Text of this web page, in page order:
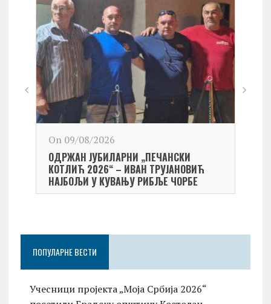
On 09/08/2026
ОДРЖАН ЈУБИЛАРНИ „ПЕЧАНСКИ
КОТЛИЋ 2026“ – ИВАН ТРУЈАНОВИЋ
НАЈБОЉИ У КУВАЊУ РИБЉЕ ЧОРБЕ
ПОПУЛАРНЕ ВЕСТИ
Учесници пројекта „Моја Србија 2026“